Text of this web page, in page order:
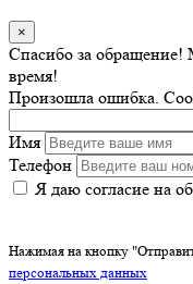
×
Спасибо за
время!
Произошла ошибка.
Имя
Телефон
Я даю согласие на
Нажимая на кнопку
персональных данных